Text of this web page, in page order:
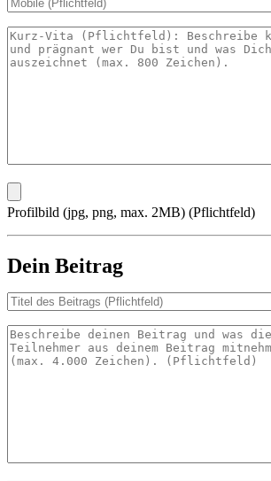
Profilbild (jpg, png, max. 2MB) (Pflichtfeld)
Dein Beitrag